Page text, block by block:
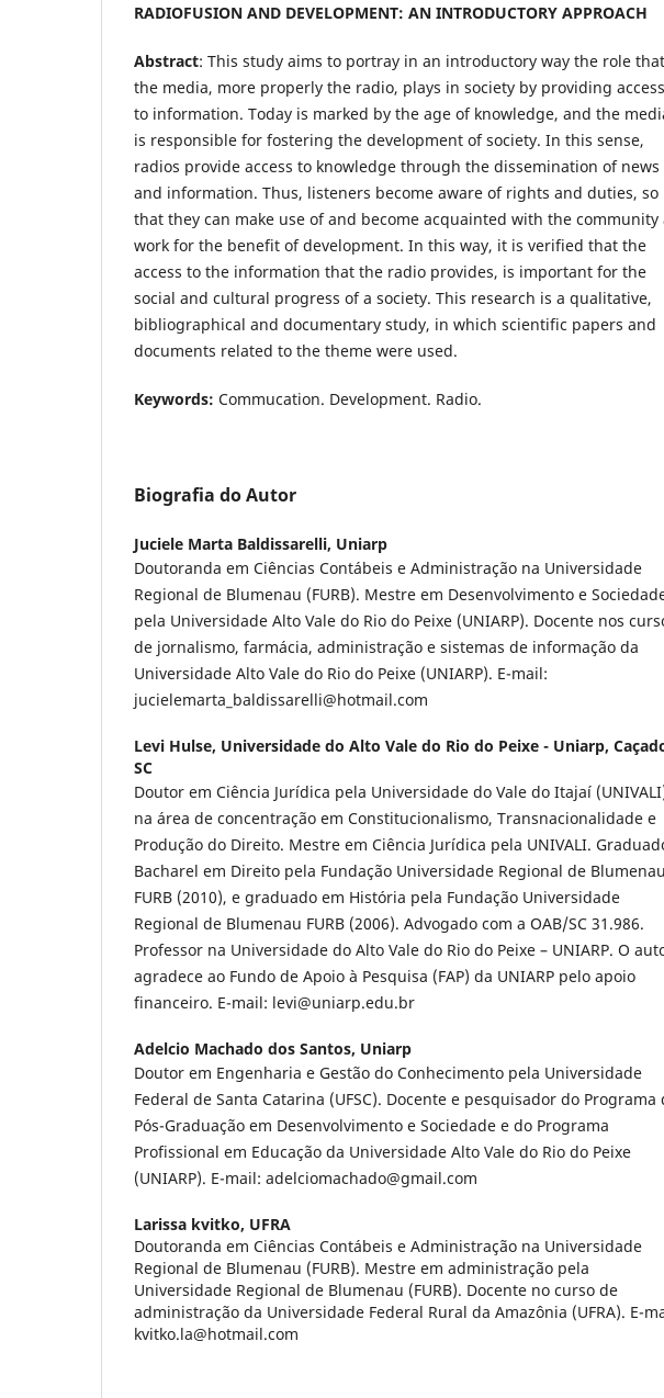
RADIOFUSION AND DEVELOPMENT: AN INTRODUCTORY APPROACH
Abstract: This study aims to portray in an introductory way the role that
the media, more properly the radio, plays in society by providing access
to information. Today is marked by the age of knowledge, and the
is responsible for fostering the development of society. In this sense,
radios provide access to knowledge through the dissemination of news
and information. Thus, listeners become aware of rights and duties, so
that they can make use of and become acquainted with the community
work for the benefit of development. In this way, it is verified that the
access to the information that the radio provides, is important for the
social and cultural progress of a society. This research is a qualitative,
bibliographical and documentary study, in which scientific papers and
documents related to the theme were used.
Keywords: Commucation. Development. Radio.
Biografia do Autor
Juciele Marta Baldissarelli, Uniarp
Doutoranda em Ciências Contábeis e Administração na Universidade
Regional de Blumenau (FURB). Mestre em Desenvolvimento e
pela Universidade Alto Vale do Rio do Peixe (UNIARP). Docente nos
de jornalismo, farmácia, administração e sistemas de informação da
Universidade Alto Vale do Rio do Peixe (UNIARP). E-mail:
jucielemarta_baldissarelli@hotmail.com
Levi Hulse, Universidade do Alto Vale do Rio do Peixe - Uniarp,
SC
Doutor em Ciência Jurídica pela Universidade do Vale do Itajaí
na área de concentração em Constitucionalismo, Transnacionalidade e
Produção do Direito. Mestre em Ciência Jurídica pela UNIVALI.
Bacharel em Direito pela Fundação Universidade Regional de Blumenau
FURB (2010), e graduado em História pela Fundação Universidade
Regional de Blumenau FURB (2006). Advogado com a OAB/SC 31.986.
Professor na Universidade do Alto Vale do Rio do Peixe – UNIARP. O
agradece ao Fundo de Apoio à Pesquisa (FAP) da UNIARP pelo apoio
financeiro. E-mail: levi@uniarp.edu.br
Adelcio Machado dos Santos, Uniarp
Doutor em Engenharia e Gestão do Conhecimento pela Universidade
Federal de Santa Catarina (UFSC). Docente e pesquisador do Programa
Pós-Graduação em Desenvolvimento e Sociedade e do Programa
Profissional em Educação da Universidade Alto Vale do Rio do Peixe
(UNIARP). E-mail: adelciomachado@gmail.com
Larissa kvitko, UFRA
Doutoranda em Ciências Contábeis e Administração na Universidade
Regional de Blumenau (FURB). Mestre em administração pela
Universidade Regional de Blumenau (FURB). Docente no curso de
administração da Universidade Federal Rural da Amazônia (UFRA). E-
kvitko.la@hotmail.com